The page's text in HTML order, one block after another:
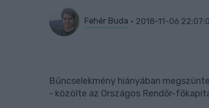
Fehér Buda 2018-11-06
Bűncselekmény hiányában
- közölte az Országos Rendőr-